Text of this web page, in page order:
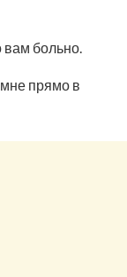
вам больно.
прямо в